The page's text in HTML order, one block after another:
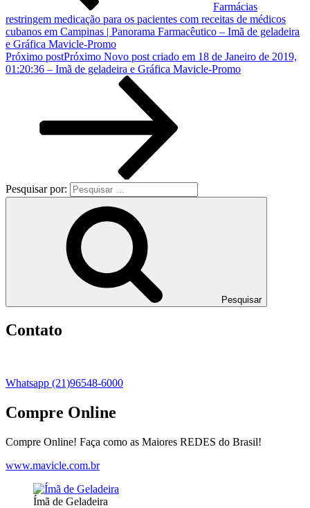
Farmácias
restringem medicação para os pacientes com receitas de médicos
cubanos em Campinas | Panorama Farmacêutico – Imã de geladeira
e Gráfica Mavicle-Promo
Próximo postPróximo Novo post criado em 18 de Janeiro de 2019,
01:20:36 – Imã de geladeira e Gráfica Mavicle-Promo
Pesquisar por:
Pesquisar
Contato
Whatsapp (21)96548-6000
Compre Online
Compre Online! Faça como as Maiores REDES do Brasil!
www.mavicle.com.br
Ímã de Geladeira